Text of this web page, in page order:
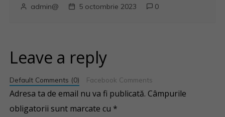
admin@ 5 octombrie 2023 0
Leave a reply
Default Comments (0) Facebook Comments
Adresa ta de email nu va fi publicată. Câmpurile
obligatorii sunt marcate cu *